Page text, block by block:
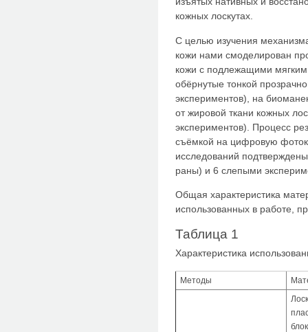
кожных лоскутах.
С целью изучения
кожи нами смоделирован
кожи с подлежащими
обёрнутые тонкой
экспериментов), на
от жировой ткани кожных
экспериментов). Процесс
съёмкой на цифровую
исследований
раны) и 6 слепыми
Общая характеристика
использованных в работе,
Таблица 1
Характеристика
Методы